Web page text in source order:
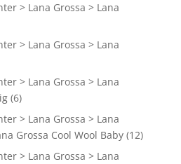
> Lana Grossa > Lana
> Lana Grossa > Lana
> Lana Grossa > Lana
(6)
> Lana Grossa > Lana
Grossa Cool Wool Baby (12)
> Lana Grossa > Lana